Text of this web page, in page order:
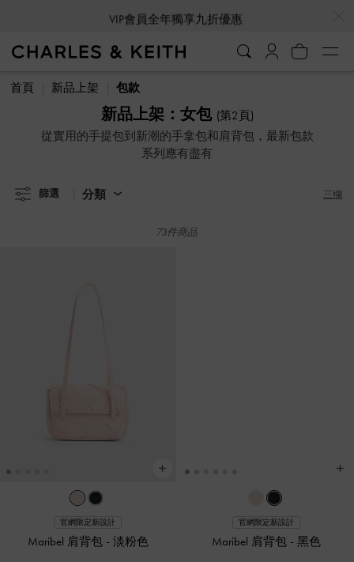
VIP會員全年獨享九折優惠
VIP會員全年獨享九折優惠
首頁 新品上架 包款
新品上架：女包 (第2頁)
從實用的手提包到新潮的手拿包和肩背包，最新包款
系列應有盡有
篩選 分類 三欄
73件商品
官網限定新設計
Maribel 肩背包 - 淡粉色
官網限定新設計
Maribel 肩背包 - 黑色